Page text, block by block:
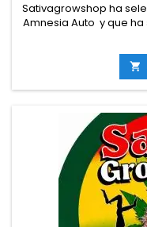
Sativagrowshop ha
Amnesia Auto y que
Semillas de
€Genética: Somango x
/ 10%
floración: 8–9
